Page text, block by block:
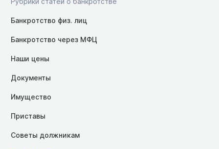
Банкротство физ. лиц
Банкротство через МФЦ
Наши цены
Документы
Имущество
Приставы
Советы должникам